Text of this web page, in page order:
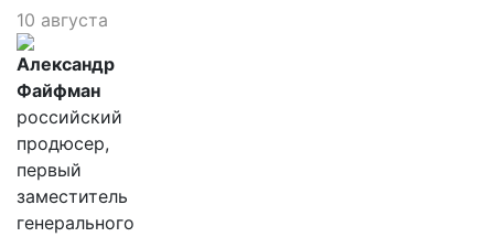
10 августа
Александр
Файфман
российский
продюсер,
первый
заместитель
генерального